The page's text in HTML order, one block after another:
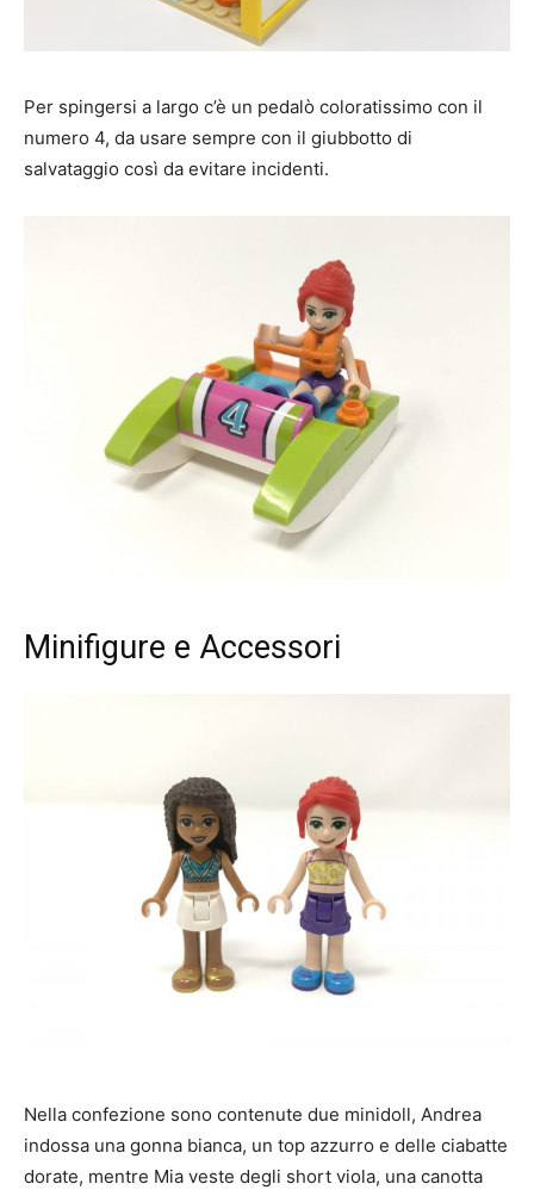
Per spingersi a largo c’è un pedalò coloratissimo con il
numero 4, da usare sempre con il giubbotto di
salvataggio così da evitare incidenti.
Minifigure e Accessori
Nella confezione sono contenute due minidoll, Andrea
indossa una gonna bianca, un top azzurro e delle ciabatte
dorate, mentre Mia veste degli short viola, una canotta